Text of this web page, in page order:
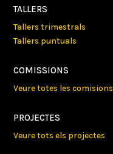
TALLERS
Tallers trimestrals
Tallers puntuals
COMISSIONS
Veure totes les comisions
PROJECTES
Veure tots els projectes